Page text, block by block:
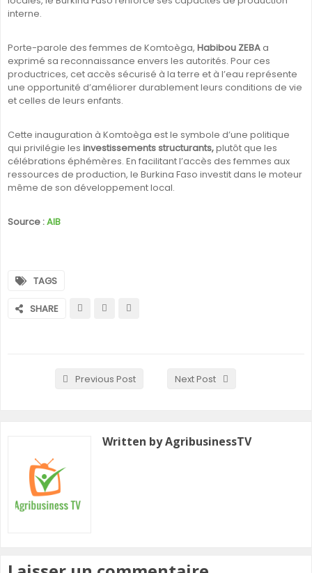
interne.
Porte-parole des femmes de Komtoèga, Habibou ZEBAa
exprimé sa reconnaissance envers les autorités. Pour ces
productrices, cet accès sécurisé à la terre et à l’eau représente
une opportunité d’améliorer durablement leurs conditions de vie
et celles de leurs enfants.
Cette inauguration à Komtoèga est le symbole d’une politique
qui privilégie les investissements structurants,plutôt que les
célébrations éphémères. En facilitant l’accès des femmes aux
ressources de production, le Burkina Faso investit dans le moteur
même de son développement local.
Source :AIB
TAGS
SHARE
Previous Post Next Post
Written by AgribusinessTV